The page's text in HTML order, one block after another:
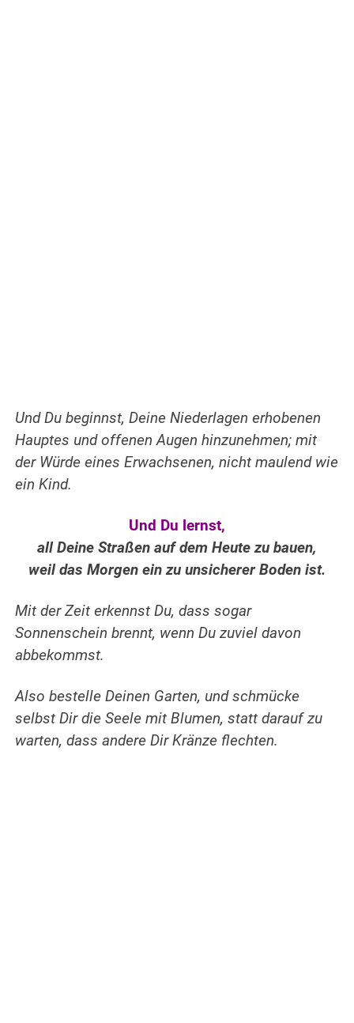
Und Du beginnst, Deine Niederlagen erhobenen
Hauptes und offenen Augen hinzunehmen; mit
der Würde eines Erwachsenen, nicht maulend wie
ein Kind.
Und Du lernst,
all Deine Straßen auf dem Heute zu bauen,
weil das Morgen ein zu unsicherer Boden ist.
Mit der Zeit erkennst Du, dass sogar
Sonnenschein brennt, wenn Du zuviel davon
abbekommst.
Also bestelle Deinen Garten, und schmücke
selbst Dir die Seele mit Blumen, statt darauf zu
warten, dass andere Dir Kränze flechten.